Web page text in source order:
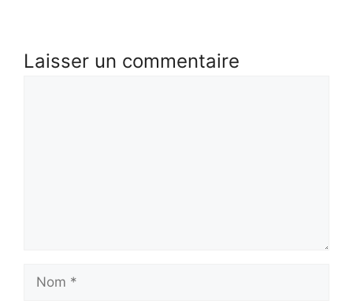
Laisser un commentaire